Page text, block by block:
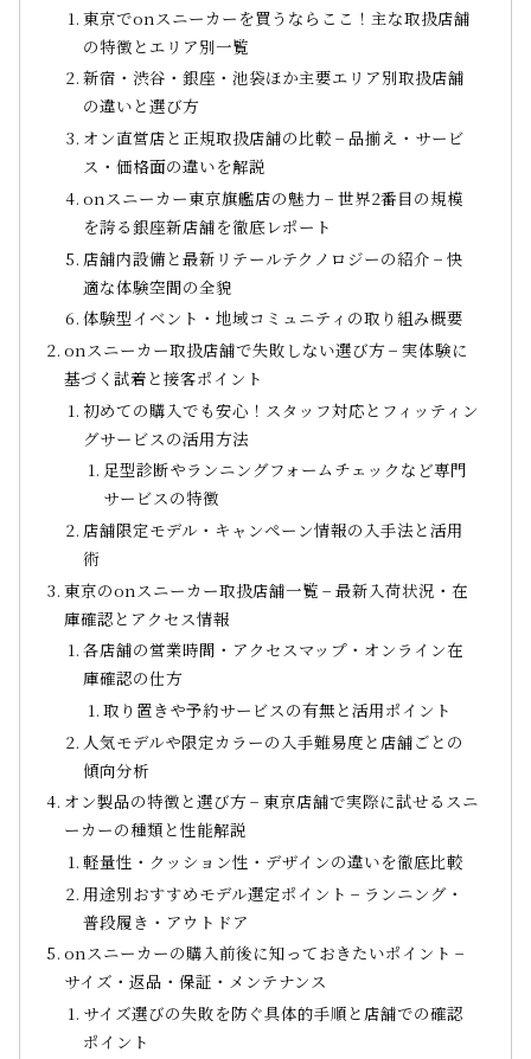
東京でonスニーカーを買うならここ！主な取扱店舗
の特徴とエリア別一覧
新宿・渋谷・銀座・池袋ほか主要エリア別取扱店舗
の違いと選び方
オン直営店と正規取扱店舗の比較 − 品揃え・サービ
ス・価格面の違いを解説
onスニーカー東京旗艦店の魅力 − 世界2番目の規模
を誇る銀座新店舗を徹底レポート
店舗内設備と最新リテールテクノロジーの紹介 − 快
適な体験空間の全貌
体験型イベント・地域コミュニティの取り組み概要
onスニーカー取扱店舗で失敗しない選び方 − 実体験に
基づく試着と接客ポイント
初めての購入でも安心！スタッフ対応とフィッティン
グサービスの活用方法
足型診断やランニングフォームチェックなど専門
サービスの特徴
店舗限定モデル・キャンペーン情報の入手法と活用
術
東京のonスニーカー取扱店舗一覧 − 最新入荷状況・在
庫確認とアクセス情報
各店舗の営業時間・アクセスマップ・オンライン在
庫確認の仕方
取り置きや予約サービスの有無と活用ポイント
人気モデルや限定カラーの入手難易度と店舗ごとの
傾向分析
オン製品の特徴と選び方 − 東京店舗で実際に試せるスニ
ーカーの種類と性能解説
軽量性・クッション性・デザインの違いを徹底比較
用途別おすすめモデル選定ポイント − ランニング・
普段履き・アウトドア
onスニーカーの購入前後に知っておきたいポイント −
サイズ・返品・保証・メンテナンス
サイズ選びの失敗を防ぐ具体的手順と店舗での確認
ポイント